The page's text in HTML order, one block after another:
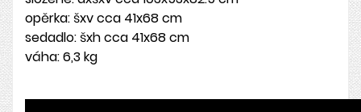
opěrka: šxv cca 41x68 cm
sedadlo: šxh cca 41x68 cm
váha: 6,3 kg